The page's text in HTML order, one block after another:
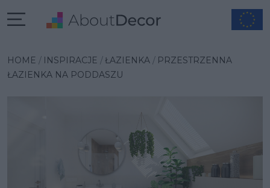
HOME INSPIRACJE ŁAZIENKA
PRZESTRZENNA
ŁAZIENKA NA PODDASZU